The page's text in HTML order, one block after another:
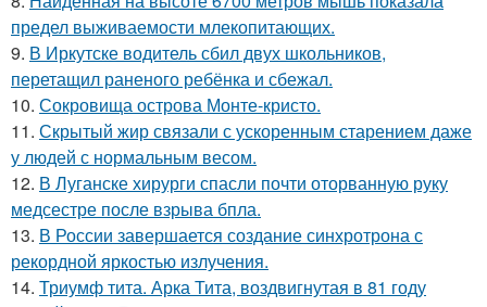
предел выживаемости млекопитающих.
9. В Иркутске водитель сбил двух школьников,
перетащил раненого ребёнка и сбежал.
10. Сокровища острова Монте-кристо.
11. Скрытый жир связали с ускоренным старением даже
у людей с нормальным весом.
12. В Луганске хирурги спасли почти оторванную руку
медсестре после взрыва бпла.
13. В России завершается создание синхротрона с
рекордной яркостью излучения.
14. Триумф тита. Арка Тита, воздвигнутая в 81 году